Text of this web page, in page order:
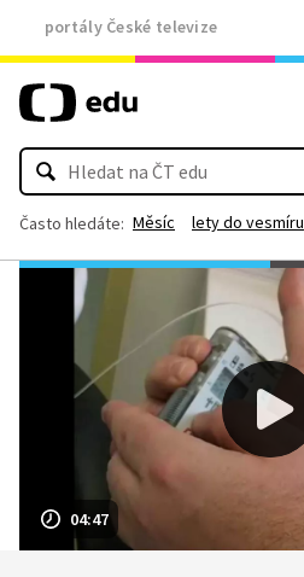
portály České televize
Často hledáte: Měsíc lety do vesmíru
04:47